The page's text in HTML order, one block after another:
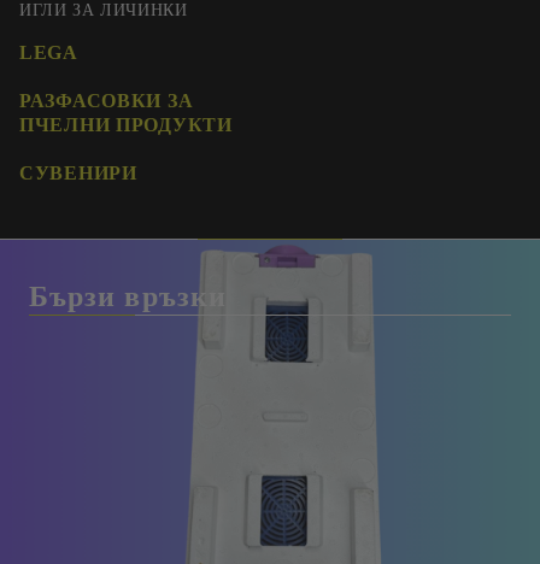
ИГЛИ ЗА ЛИЧИНКИ
LEGA
РАЗФАСОВКИ ЗА
ПЧЕЛНИ ПРОДУКТИ
СУВЕНИРИ
Бързи връзки